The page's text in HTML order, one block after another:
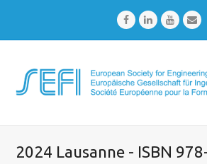
FacebookLinkedInYoutube
2024 Lausanne - ISBN